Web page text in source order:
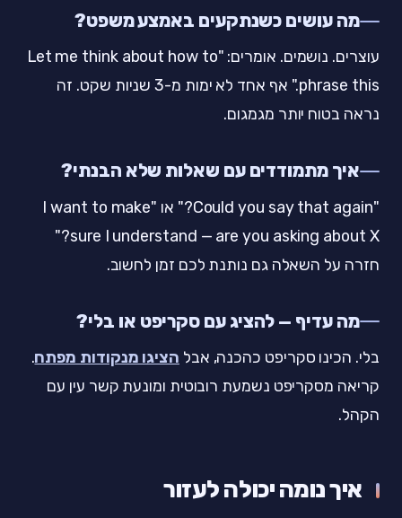
מה עושים כשנתקעים באמצע משפט?
עוצרים. נושמים. אומרים: "Let me think about how to
phrase this." אף אחד לא ימות מ-3 שניות שקט. זה
נראה בטוח יותר מגמגום.
איך מתמודדים עם שאלות שלא הבנתי?
"Could you say that again?" או "I want to make
sure I understand — are you asking about X?"
חזרה על השאלה גם נותנת לכם זמן לחשוב.
מה עדיף — להציג עם סקריפט או בלי?
בלי. הכינו סקריפט כהכנה, אבל הציגו מנקודות מפתח.
קריאה מסקריפט נשמעת רובוטית ומונעת קשר עין עם
הקהל.
איך נומה יכולה לעזור